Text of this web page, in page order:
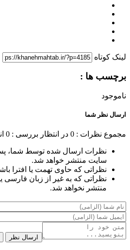
لینک کوتاه
برچسب ها :
ناموجود
ارسال نظر شما
مجموع نظرات : 0 در انتظار بررسی : 0
نظرات ارسال شده توسط شما، پس
سایت منتشر خواهد شد.
نظراتی که حاوی تهمت یا افترا
نظراتی که به غیر از زبان فارسی
منتشر نخواهد شد.
ارسال نظر